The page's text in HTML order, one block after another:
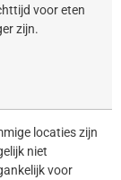
voor eten
zijn.
locaties zijn
niet
voor